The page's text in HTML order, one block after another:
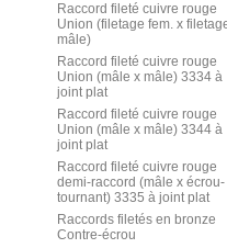
Raccord fileté cuivre rouge
Union (filetage fem. x
mâle)
Raccord fileté cuivre rouge
Union (mâle x mâle) 3334 à
joint plat
Raccord fileté cuivre rouge
Union (mâle x mâle) 3344 à
joint plat
Raccord fileté cuivre rouge
demi-raccord (mâle x écrou-
tournant) 3335 à joint plat
Raccords filetés en bronze
Contre-écrou